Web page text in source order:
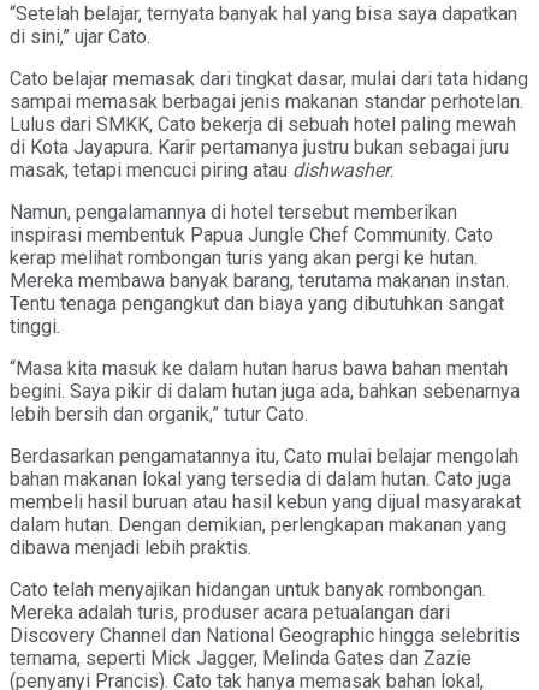
“Setelah belajar, ternyata banyak hal yang bisa saya dapatkan
di sini,” ujar Cato.
Cato belajar memasak dari tingkat dasar, mulai dari tata hidang
sampai memasak berbagai jenis makanan standar perhotelan.
Lulus dari SMKK, Cato bekerja di sebuah hotel paling mewah
di Kota Jayapura. Karir pertamanya justru bukan sebagai juru
masak, tetapi mencuci piring atau dishwasher.
Namun, pengalamannya di hotel tersebut memberikan
inspirasi membentuk Papua Jungle Chef Community. Cato
kerap melihat rombongan turis yang akan pergi ke hutan.
Mereka membawa banyak barang, terutama makanan instan.
Tentu tenaga pengangkut dan biaya yang dibutuhkan sangat
tinggi.
“Masa kita masuk ke dalam hutan harus bawa bahan mentah
begini. Saya pikir di dalam hutan juga ada, bahkan sebenarnya
lebih bersih dan organik,” tutur Cato.
Berdasarkan pengamatannya itu, Cato mulai belajar mengolah
bahan makanan lokal yang tersedia di dalam hutan. Cato juga
membeli hasil buruan atau hasil kebun yang dijual masyarakat
dalam hutan. Dengan demikian, perlengkapan makanan yang
dibawa menjadi lebih praktis.
Cato telah menyajikan hidangan untuk banyak rombongan.
Mereka adalah turis, produser acara petualangan dari
Discovery Channel dan National Geographic hingga selebritis
ternama, seperti Mick Jagger, Melinda Gates dan Zazie
(penyanyi Prancis). Cato tak hanya memasak bahan lokal,